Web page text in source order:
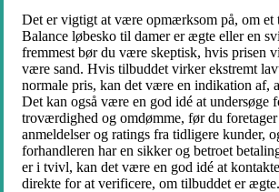
Det er vigtigt at være opmærksom på, om et
Balance løbesko til damer er ægte eller en
fremmest bør du være skeptisk, hvis prisen
være sand. Hvis tilbuddet virker ekstremt
normale pris, kan det være en indikation af,
Det kan også være en god idé at undersøge
troværdighed og omdømme, før du
anmeldelser og ratings fra tidligere kunder,
forhandleren har en sikker og betroet
er i tvivl, kan det være en god idé at
direkte for at verificere, om tilbuddet er ægte.